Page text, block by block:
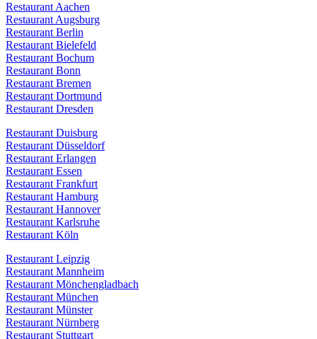
Restaurant Aachen
Restaurant Augsburg
Restaurant Berlin
Restaurant Bielefeld
Restaurant Bochum
Restaurant Bonn
Restaurant Bremen
Restaurant Dortmund
Restaurant Dresden
Restaurant Duisburg
Restaurant Düsseldorf
Restaurant Erlangen
Restaurant Essen
Restaurant Frankfurt
Restaurant Hamburg
Restaurant Hannover
Restaurant Karlsruhe
Restaurant Köln
Restaurant Leipzig
Restaurant Mannheim
Restaurant Mönchengladbach
Restaurant München
Restaurant Münster
Restaurant Nürnberg
Restaurant Stuttgart